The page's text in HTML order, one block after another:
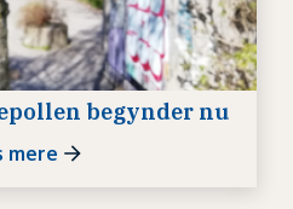
begynder nu
mere